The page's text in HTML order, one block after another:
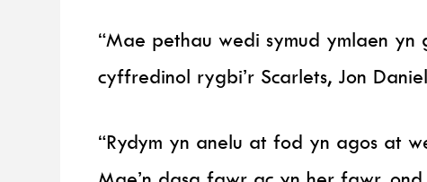
“Mae pethau wedi symud ymlaen
cyffredinol rygbi’r Scarlets, Jon
“Rydym yn anelu at fod yn agos at